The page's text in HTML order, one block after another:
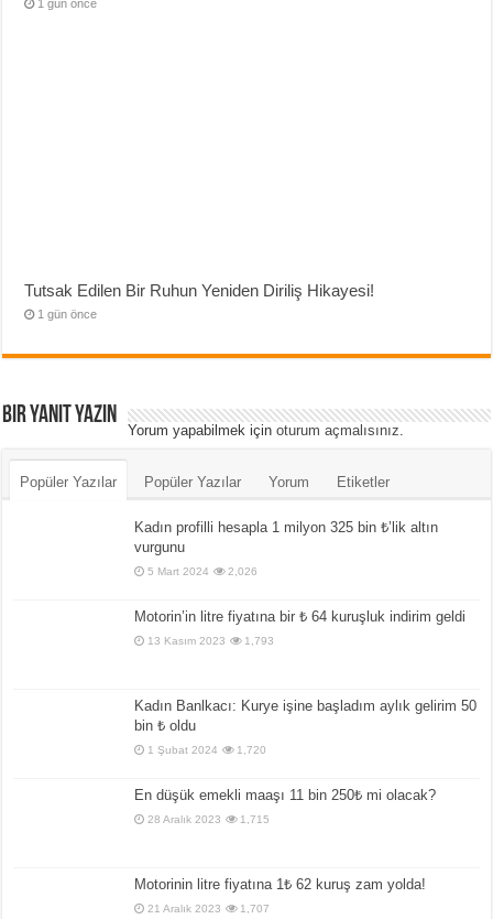
1 gün önce
Tutsak Edilen Bir Ruhun Yeniden Diriliş Hikayesi!
1 gün önce
Bir yanıt yazın
Yorum yapabilmek içinoturum açmalısınız
Popüler Yazılar Popüler Yazılar Yorum Etiketler
Kadın profilli hesapla 1 milyon 325 bin ₺’lik altın
vurgunu
5 Mart 2024 2,026
Motorin’in litre fiyatına bir ₺ 64 kuruşluk indirim geldi
13 Kasım 2023 1,793
Kadın Banlkacı: Kurye işine başladım aylık gelirim 50
bin ₺ oldu
1 Şubat 2024 1,720
En düşük emekli maaşı 11 bin 250₺ mi olacak?
28 Aralık 2023 1,715
Motorinin litre fiyatına 1₺ 62 kuruş zam yolda!
21 Aralık 2023 1,707